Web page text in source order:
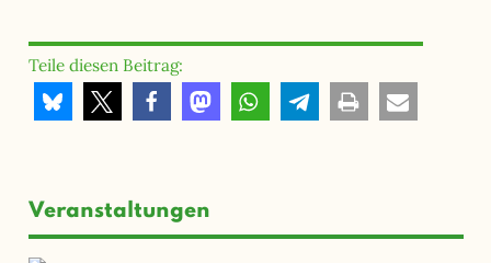
Teile diesen Beitrag:
Veranstaltungen